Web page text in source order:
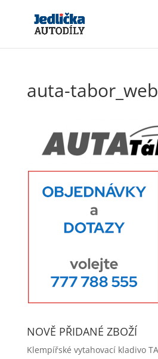
auta-tabor_web
NOVĚ PŘIDANÉ ZBOŽÍ
Klempířské vytahovací kladivo